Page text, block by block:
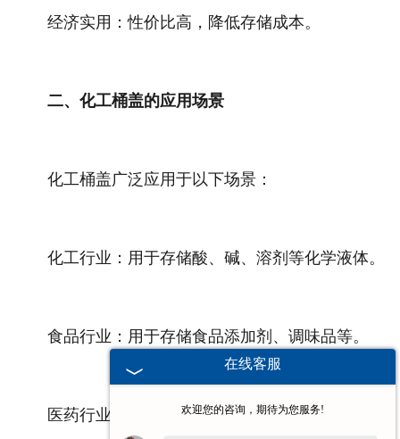
经济实用：性价比高，降低存储成本。
二、化工桶盖的应用场景
化工桶盖广泛应用于以下场景：
化工行业：用于存储酸、碱、溶剂等化学液体。
食品行业：用于存储食品添加剂、调味品等。
医药行业：用于存储药品原料、中间体等。
在线客服
欢迎您的咨询，期待为您服务!